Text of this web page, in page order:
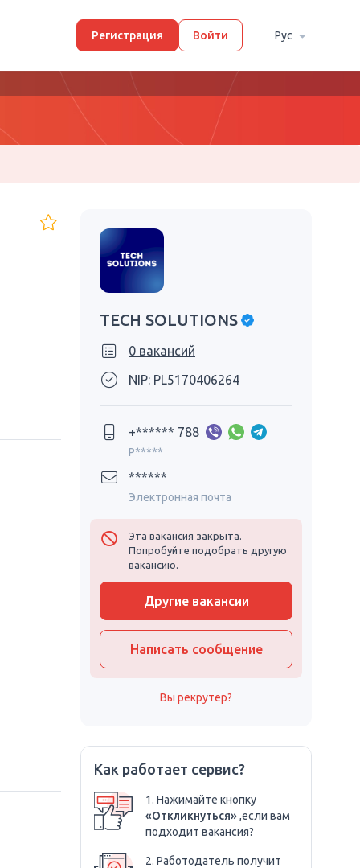
Регистрация Войти Рус
TECH SOLUTIONS
0 вакансий
NIP: PL5170406264
+****** 788
P*****
******
Электронная почта
Эта вакансия закрыта.
Попробуйте подобрать другую
вакансию.
Другие вакансии
Написать сообщение
Вы рекрутер?
Как работает сервис?
1. Нажимайте кнопку
«Откликнуться»,если вам
подходит вакансия?
2. Работодатель получит